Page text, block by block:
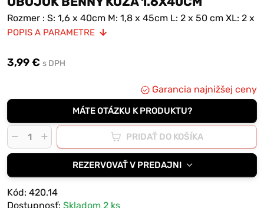
Rozmer : S: 1,6 x 40cm M: 1,8 x 45cm L: 2 x 50 cm XL: 2 x
55 cm
POPIS A PARAMETRE
3,99 € s DPH
Garancia najnižšej ceny
MÁTE OTÁZKU K PRODUKTU?
PRIDAŤ DO KOŠÍKA
REZERVOVAŤ V PREDAJNI
Kód: 420.14
Dostupnosť: Skladom 2 ks